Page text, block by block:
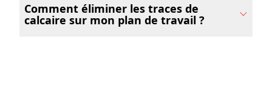
Comment éliminer les traces de
calcaire sur mon plan de travail ?